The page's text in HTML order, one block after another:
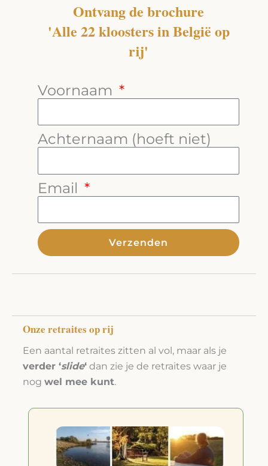
Ontvang de brochure
'Alle 22 kloosters in België op
rij'
Voornaam
Achternaam (hoeft niet)
Email
Verzenden
Onze retraites op rij
Een aantal retraites zitten al vol, maar als je
verder ‘slide‘ dan zie je de retraites waar je
nogwel mee kunt.